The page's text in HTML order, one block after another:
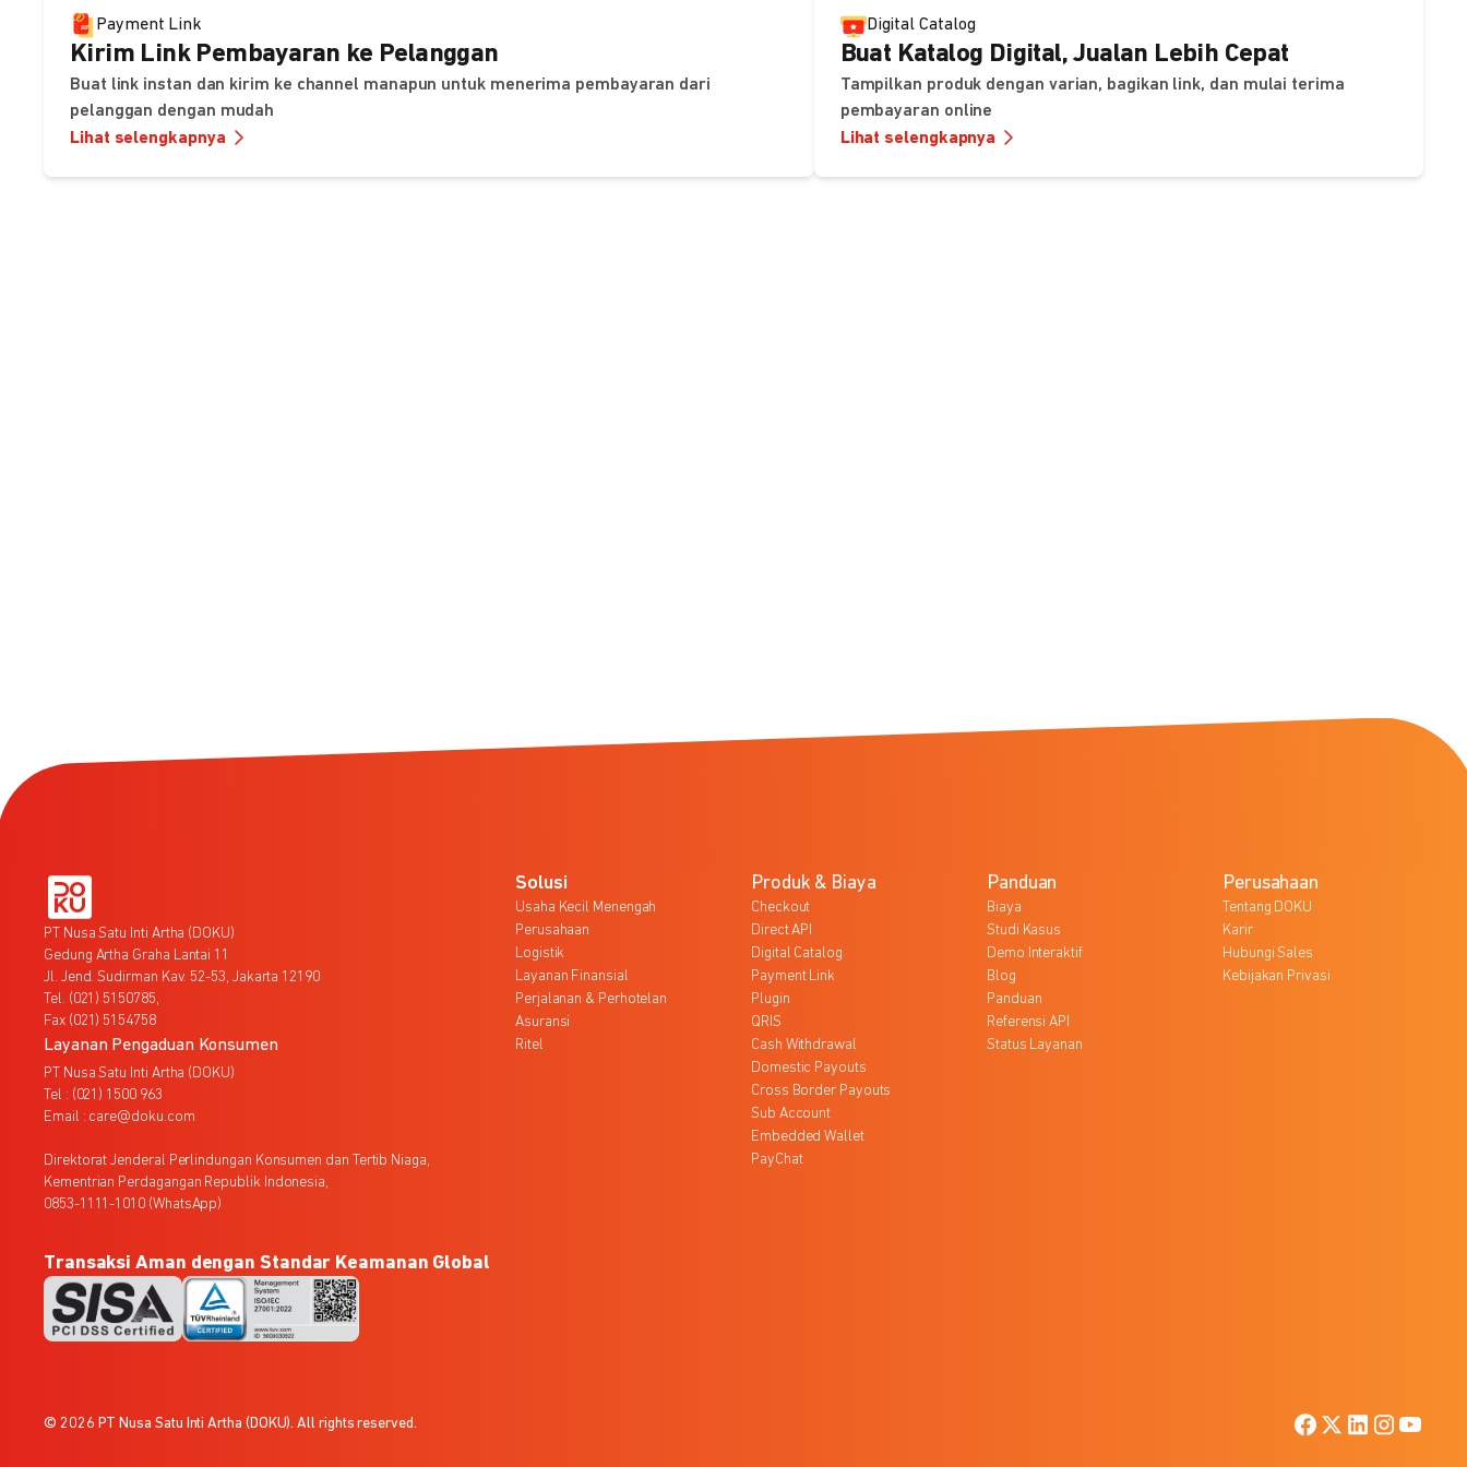
Payment Link
Kirim Link Pembayaran ke Pelanggan
Buat link instan dan kirim ke channel manapun untuk menerima pembayaran dari
pelanggan dengan mudah
Lihat selengkapnya
Digital Catalog
Buat Katalog Digital, Jualan Lebih Cepat
Tampilkan produk dengan varian, bagikan link, dan mulai terima
pembayaran online
Lihat selengkapnya
PT Nusa Satu Inti Artha (DOKU)
Gedung Artha Graha Lantai 11
Jl. Jend. Sudirman Kav. 52-53, Jakarta 12190
Tel. (021) 5150785,
Fax (021) 5154758
Layanan Pengaduan Konsumen
PT Nusa Satu Inti Artha (DOKU)
Tel : (021) 1500 963
Email : care@doku.com
Direktorat Jenderal Perlindungan Konsumen dan Tertib Niaga,
Kementrian Perdagangan Republik Indonesia,
0853-1111-1010 (WhatsApp)
Solusi
Usaha Kecil Menengah
Perusahaan
Logistik
Layanan Finansial
Perjalanan & Perhotelan
Asuransi
Ritel
Produk & Biaya
Checkout
Direct API
Digital Catalog
Payment Link
Plugin
QRIS
Cash Withdrawal
Domestic Payouts
Cross Border Payouts
Sub Account
Embedded Wallet
PayChat
Panduan
Biaya
Studi Kasus
Demo Interaktif
Blog
Panduan
Referensi API
Status Layanan
Perusahaan
Tentang DOKU
Karir
Hubungi Sales
Kebijakan Privasi
Transaksi Aman dengan Standar Keamanan Global
© 2026 PT Nusa Satu Inti Artha (DOKU). All rights reserved.